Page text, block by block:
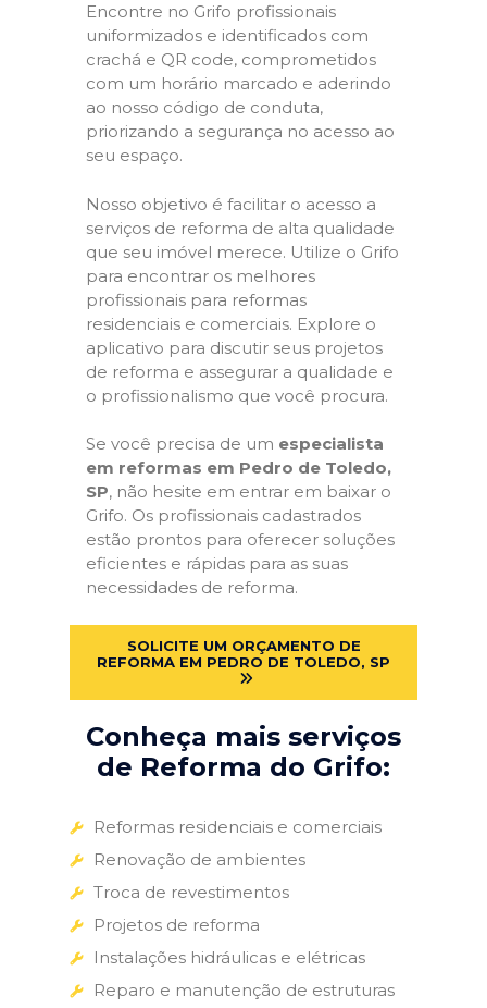
Encontre no Grifo profissionais
uniformizados e identificados com
crachá e QR code, comprometidos
com um horário marcado e aderindo
ao nosso código de conduta,
priorizando a segurança no acesso ao
seu espaço.
Nosso objetivo é facilitar o acesso a
serviços de reforma de alta qualidade
que seu imóvel merece. Utilize o Grifo
para encontrar os melhores
profissionais para reformas
residenciais e comerciais. Explore o
aplicativo para discutir seus projetos
de reforma e assegurar a qualidade e
o profissionalismo que você procura.
Se você precisa de um especialista
em reformas em Pedro de Toledo,
SP, não hesite em entrar em baixar o
Grifo. Os profissionais cadastrados
estão prontos para oferecer soluções
eficientes e rápidas para as suas
necessidades de reforma.
SOLICITE UM ORÇAMENTO DE
REFORMA EM PEDRO DE TOLEDO, SP
Conheça mais serviços
de Reforma do Grifo:
Reformas residenciais e comerciais
Renovação de ambientes
Troca de revestimentos
Projetos de reforma
Instalações hidráulicas e elétricas
Reparo e manutenção de estruturas